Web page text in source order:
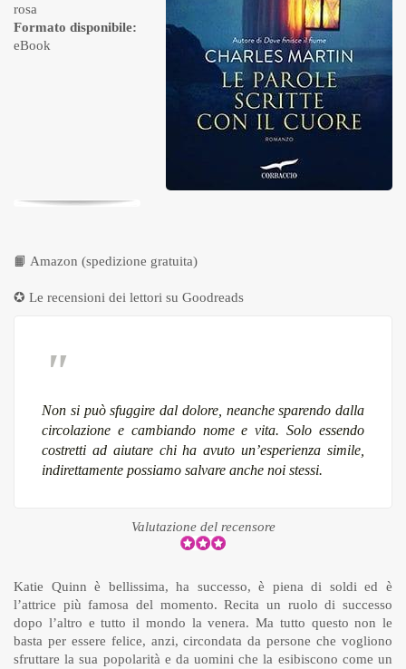
rosa
Formato disponibile:
eBook
📙 Amazon (spedizione gratuita)
✪ Le recensioni dei lettori su Goodreads
Non si può sfuggire dal dolore, neanche sparendo dalla
circolazione e cambiando nome e vita. Solo essendo
costretti ad aiutare chi ha avuto un’esperienza simile,
indirettamente possiamo salvare anche noi stessi.
Valutazione del recensore
Katie Quinn è bellissima, ha successo, è piena di soldi ed è
l’attrice più famosa del momento. Recita un ruolo di successo
dopo l’altro e tutto il mondo la venera. Ma tutto questo non le
basta per essere felice, anzi, circondata da persone che vogliono
sfruttare la sua popolarità e da uomini che la esibiscono come un